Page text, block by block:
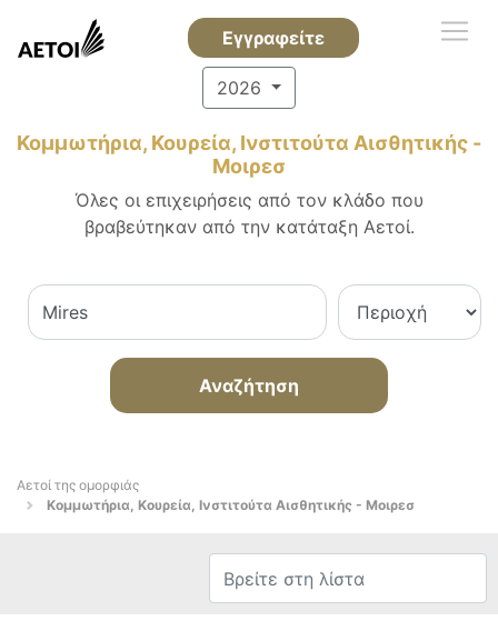
Εγγραφείτε
2026
Κομμωτήρια, Κουρεία, Ινστιτούτα Αισθητικής -
Μοιρεσ
Όλες οι επιχειρήσεις από τον κλάδο που
βραβεύτηκαν από την κατάταξη Αετοί.
Αναζήτηση
Αετοί της ομορφιάς
Κομμωτήρια, Κουρεία, Ινστιτούτα Αισθητικής - Μοιρεσ